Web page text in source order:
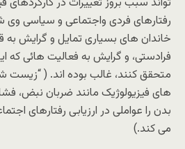
رفتارهای فردی واجتماعی و سیاسی وی
خاندان های بسیاری تمایل و گرایش
فرادستی، و گرایش به فعالیت هائی که
متحقق کنند، غالب بوده اند. ( “زیست
های فیزیولوژیک مانند ضربان نبض،
بدن را عواملی در ارزیابی رفتارهای
می کند.)